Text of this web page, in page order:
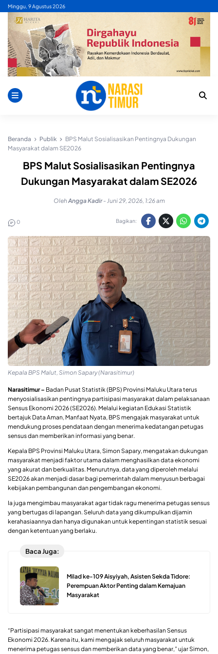
Skip
content
Minggu, 9 Agustus 2026
Beranda Publik
BPS Malut Sosialisasikan Pentingnya Dukungan
Masyarakat dalam SE2026
BPS Malut Sosialisasikan Pentingnya
Dukungan Masyarakat dalam SE2026
OlehAngga Kadir - Juni 29, 2026, 1:26 am
0 Bagikan:
Kepala BPS Malut, Simon Sapary (Narasitimur)
Narasitimur – Badan Pusat Statistik (BPS) Provinsi Maluku Utara terus
menyosialisasikan pentingnya partisipasi masyarakat dalam pelaksanaan
Sensus Ekonomi 2026 (SE2026). Melalui kegiatan Edukasi Statistik
bertajuk Data Aman, Manfaat Nyata, BPS mengajak masyarakat untuk
mendukung proses pendataan dengan menerima kedatangan petugas
sensus dan memberikan informasi yang benar.
Kepala BPS Provinsi Maluku Utara, Simon Sapary, mengatakan dukungan
masyarakat menjadi faktor utama dalam menghasilkan data ekonomi
yang akurat dan berkualitas. Menurutnya, data yang diperoleh melalui
SE2026 akan menjadi dasar bagi pemerintah dalam menyusun berbagai
kebijakan pembangunan dan pengembangan ekonomi.
Ia juga mengimbau masyarakat agar tidak ragu menerima petugas sensus
yang bertugas di lapangan. Seluruh data yang dikumpulkan dijamin
kerahasiaannya dan hanya digunakan untuk kepentingan statistik sesuai
dengan ketentuan yang berlaku.
Baca Juga:
Milad ke-109 Aisyiyah, Asisten Sekda Tidore:
Perempuan Aktor Penting dalam Kemajuan
Masyarakat
“Partisipasi masyarakat sangat menentukan keberhasilan Sensus
Ekonomi 2026. Karena itu, kami mengajak seluruh masyarakat untuk
menerima petugas sensus dan memberikan data yang benar,” ujar Simon,